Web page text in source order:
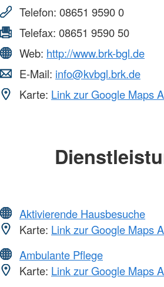
Telefon: 08651 9590 0
Telefax: 08651 9590 50
Web: http://www.brk-bgl.de
E-Mail: info@kvbgl.brk.de
Karte: Link zur Google Maps
Aktivierende Hausbesuche
Karte: Link zur Google Maps
Ambulante Pflege
Karte: Link zur Google Maps